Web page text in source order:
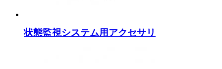
状態監視システム用アクセサリ